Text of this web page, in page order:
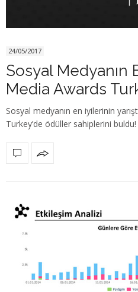
24/05/2017
Sosyal Medyanın
Media Awards
Sosyal medyanın en iyilerinin
Turkey’de ödüller sahiplerini buldu!